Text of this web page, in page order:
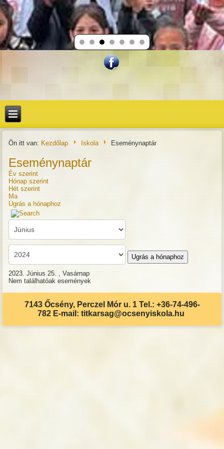
Ön itt van: Kezdőlap Iskola Eseménynaptár
Eseménynaptár
Év szerint
Hónap szerint
Hét szerint
Ma
Ugrás a hónaphoz
Ugrás a hónaphoz
2023. Június 25. , Vasárnap
Nem találhatóak események
7143 Őcsény, Perczel Mór u. 1 Tel.: +36-74-496-
782 E-mail: titkarsag@ocsenyiskola.hu